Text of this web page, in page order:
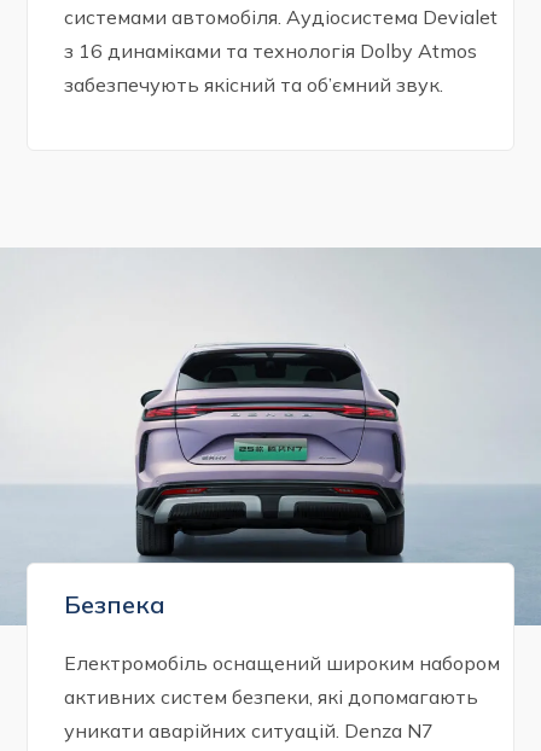
системами автомобіля. Аудіосистема Devialet
з 16 динаміками та технологія Dolby Atmos
забезпечують якісний та об’ємний звук.
Безпека
Електромобіль оснащений широким набором
активних систем безпеки, які допомагають
уникати аварійних ситуацій. Denza N7